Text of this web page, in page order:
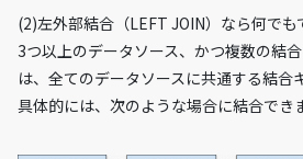
(2)左外部結合（LEFT JOIN）なら何でも
3つ以上のデータソース、かつ複数の結
は、全てのデータソースに共通する結合
具体的には、次のような場合に結合でき